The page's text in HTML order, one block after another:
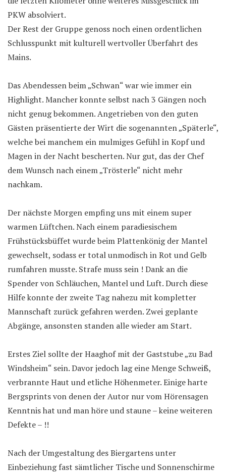
PKW absolviert.
Der Rest der Gruppe genoss noch einen ordentlichen
Schlusspunkt mit kulturell wertvoller Überfahrt des
Mains.
Das Abendessen beim „Schwan“ war wie immer ein
Highlight. Mancher konnte selbst nach 3 Gängen noch
nicht genug bekommen. Angetrieben von den guten
Gästen präsentierte der Wirt die sogenannten „Späterle“,
welche bei manchem ein mulmiges Gefühl in Kopf und
Magen in der Nacht bescherten. Nur gut, das der Chef
dem Wunsch nach einem „Trösterle“ nicht mehr
nachkam.
Der nächste Morgen empfing uns mit einem super
warmen Lüftchen. Nach einem paradiesischem
Frühstücksbüffet wurde beim Plattenkönig der Mantel
gewechselt, sodass er total unmodisch in Rot und Gelb
rumfahren musste. Strafe muss sein ! Dank an die
Spender von Schläuchen, Mantel und Luft. Durch diese
Hilfe konnte der zweite Tag nahezu mit kompletter
Mannschaft zurück gefahren werden. Zwei geplante
Abgänge, ansonsten standen alle wieder am Start.
Erstes Ziel sollte der Haaghof mit der Gaststube „zu Bad
Windsheim“ sein. Davor jedoch lag eine Menge Schweiß,
verbrannte Haut und etliche Höhenmeter. Einige harte
Bergsprints von denen der Autor nur vom Hörensagen
Kenntnis hat und man höre und staune – keine weiteren
Defekte – !!
Nach der Umgestaltung des Biergartens unter
Einbeziehung fast sämtlicher Tische und Sonnenschirme